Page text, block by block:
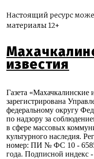
Настоящий ресурс
материалы 12+
известия
Газета «Махачкалинские
зарегистрирована
федеральному округу
по надзору за
в сфере массовых
культурного наследия.
номер: ПИ № ФС 10 - 6585
года. Подписной индекс